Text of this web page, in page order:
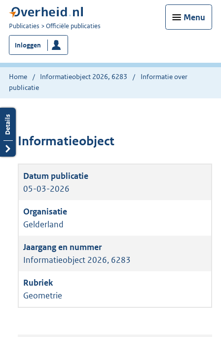
Menu
U
bent
nu
hier:
Publicaties Officiële publicaties
Inloggen
Home Informatieobject 2026, 6283
Informatie over
publicatie
Informatieobject
05-03-2026
Gelderland
Informatieobject 2026, 6283
Geometrie